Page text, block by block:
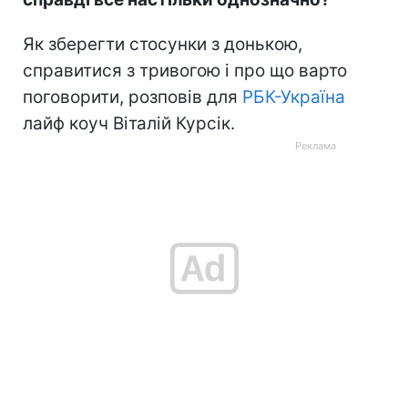
Як зберегти стосунки з донькою,
справитися з тривогою і про що варто
поговорити, розповів для РБК-Україна
лайф коуч Віталій Курсік.